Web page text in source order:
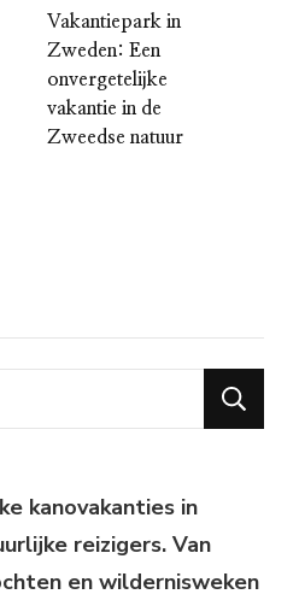
Vakantiepark in
Zweden: Een
onvergetelijke
vakantie in de
Zweedse natuur
kanovakanties in
reizigers. Van
en wildernisweken